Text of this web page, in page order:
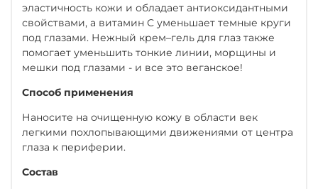
эластичность кожи и обладает антиоксидантными
свойствами, а витамин С уменьшает темные круги
под глазами. Нежный крем–гель для глаз также
помогает уменьшить тонкие линии, морщины и
мешки под глазами - и все это веганское!
Способ применения
Наносите на очищенную кожу в области век
легкими похлопывающими движениями от центра
глаза к периферии.
Состав